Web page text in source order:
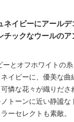
ネイビーにアール
チックなウールのア
ーとオフホワイトの
イビーに、優美な
憐な花々が織りだ
トーンに近い静謐
ーセレクトも素敵。